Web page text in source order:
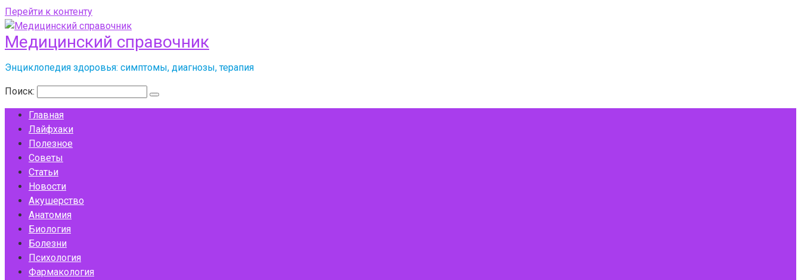
Перейти к контенту
Медицинский справочник
Энциклопедия здоровья: симптомы, диагнозы, терапия
Поиск:
Главная
Лайфхаки
Полезное
Советы
Статьи
Новости
Акушерство
Анатомия
Биология
Болезни
Психология
Фармакология